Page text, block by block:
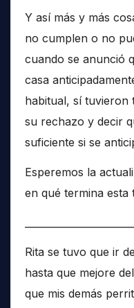
Y así más y más
no cumplen o no
cuando se anunció
casa
habitual, sí tuvieron
su rechazo y decir
suficiente si se
Esperemos la
en qué termina esta
Rita se tuvo que ir
hasta que mejore
que mis demás